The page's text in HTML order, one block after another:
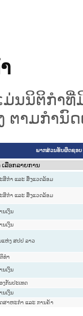
ມ່ນນິຕິກໍາ
າມກໍານົດ
ພາກສ່ວນຮັບຜິດຊອບ
ສິກຳ ແລະ ສິ່ງແວດລ້ອມ
ສິກຳ ແລະ ສິ່ງແວດລ້ອມ
ນເງິນ
ນເງິນ
ແຫ່ງ ສປປ ລາວ
ທໍາ
ນເງິນ
ງກັນປະເທດ
ນເງິນ
ສາຫະກຳ ແລະ ການຄ້າ